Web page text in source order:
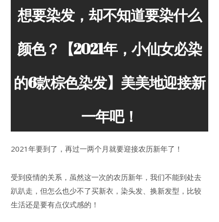
想要染发，却不知道要染什么
颜色？【2021年，小仙女必染
的6款棕色染发】美美地迎接新
一年吧！
2021年要到了，再过一两个月就要迎接农历新年了！
受到疫情的关系，虽然这一次的农历新年，我们不能到处去
趴趴走，但怎么也少不了买新衣，染头发、换新发型，比较
生活还是要有点仪式感的！